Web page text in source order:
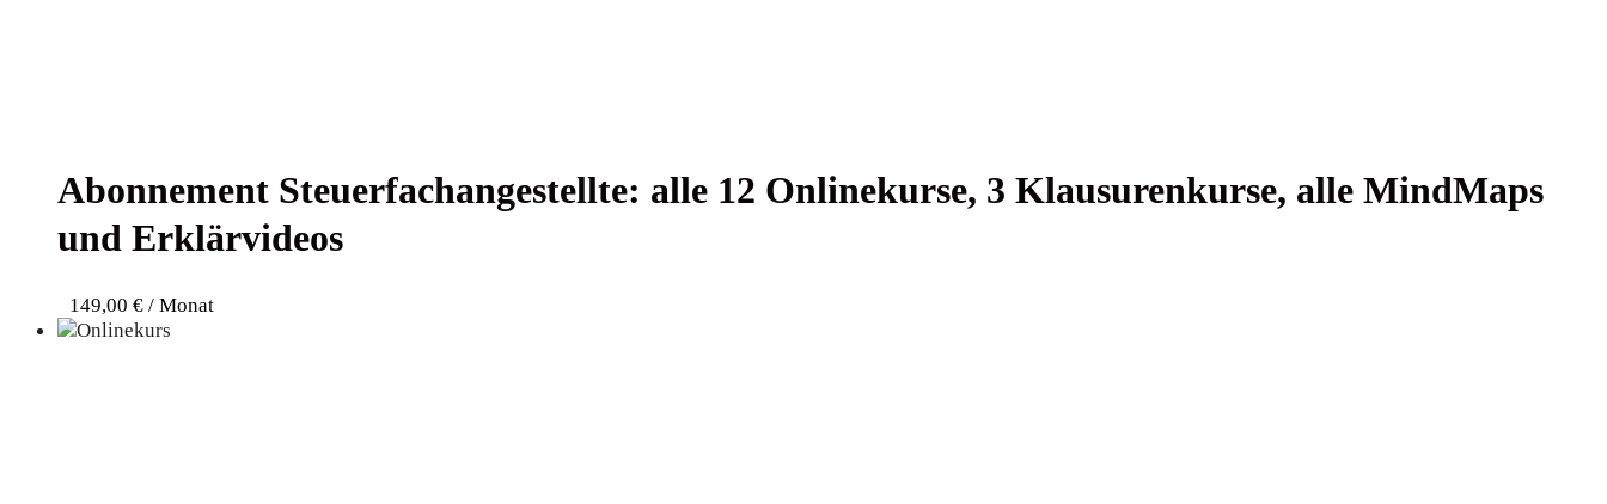
Abon­ne­ment Steu­er­fach­an­ge­stell­te: alle 12 Online­kur­se, 3 Klau­su­ren­kur­se, alle Mind­Maps
und Erklärvideos
149,00 € / Monat